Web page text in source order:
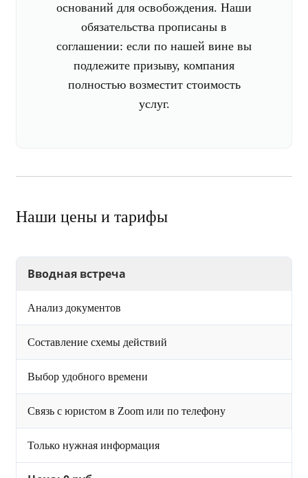
оснований для освобождения. Наши
обязательства прописаны в
соглашении: если по нашей вине вы
подлежите призыву, компания
полностью возместит стоимость
услуг.
Наши цены и тарифы
Вводная встреча
Анализ документов
Составление схемы действий
Выбор удобного времени
Связь с юристом в Zoom или по телефону
Только нужная информация